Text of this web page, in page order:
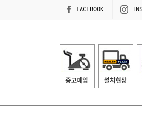
FACEBOOK